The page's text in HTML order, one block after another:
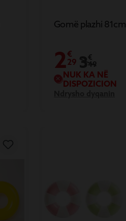
Gomë plazhi 81cm
2€
29
NUK KA NË
DISPOZICION